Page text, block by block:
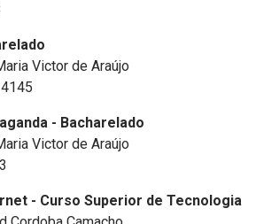
Victor de Araújo
- Bacharelado
Victor de Araújo
- Curso Superior de Tecnologia